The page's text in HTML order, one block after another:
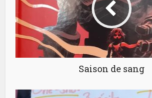
Saison de sang